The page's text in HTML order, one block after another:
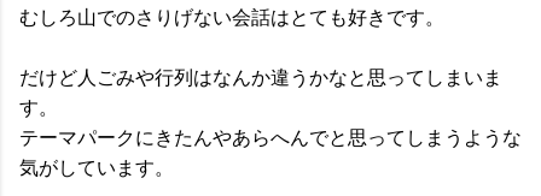
むしろ山でのさりげない会話はとても好きです。
だけど人ごみや行列はなんか違うかなと思ってしまいま
す。
テーマパークにきたんやあらへんでと思ってしまうような
気がしています。